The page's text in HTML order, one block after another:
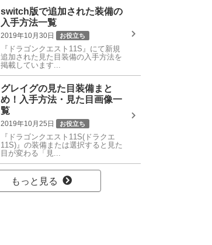
switch版で追加された装備の
入手方法一覧
2019年10月30日 お役立ち
『ドラゴンクエスト11S』にて新規
追加された見た目装備の入手方法を
掲載しています...
グレイグの見た目装備まと
め！入手方法・見た目画像一
覧
2019年10月25日 お役立ち
『ドラゴンクエスト11S(ドラクエ
11S)』の装備または選択すると見た
目が変わる「見...
もっと見る